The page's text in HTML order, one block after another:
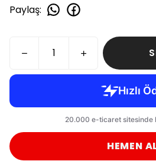
Paylaş:
HEMEN